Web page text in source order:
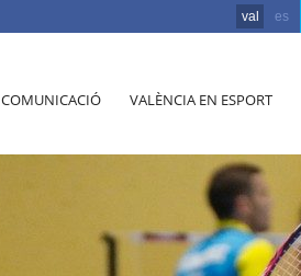
val es
COMUNICACIÓ VALÈNCIA EN ESPORT